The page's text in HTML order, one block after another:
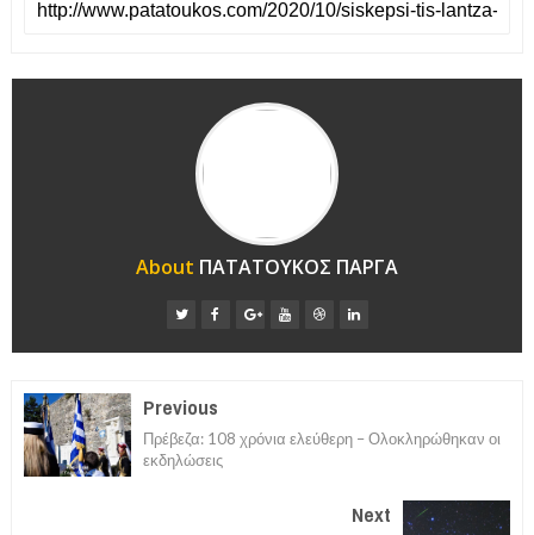
About ΠΑΤΑΤΟΥΚΟΣ ΠΑΡΓΑ
Previous
Πρέβεζα: 108 χρόνια ελεύθερη – Ολοκληρώθηκαν οι
εκδηλώσεις
Next